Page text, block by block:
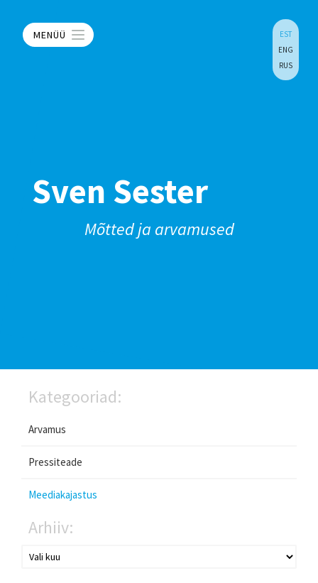
MENÜÜ
EST
ENG
RUS
Sven Sester
Mõtted ja arvamused
Kategooriad:
Arvamus
Pressiteade
Meediakajastus
Arhiiv: